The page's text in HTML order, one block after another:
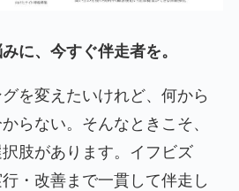
に、今すぐ伴走者を。
を変えたいけれど、何から
らない。そんなときこそ、
肢があります。イフビズ
・改善まで一貫して伴走し